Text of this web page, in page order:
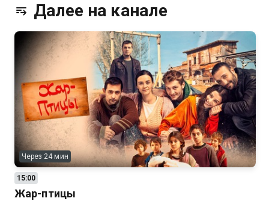
Далее на канале
Через 24 мин
15:00
Жар-птицы